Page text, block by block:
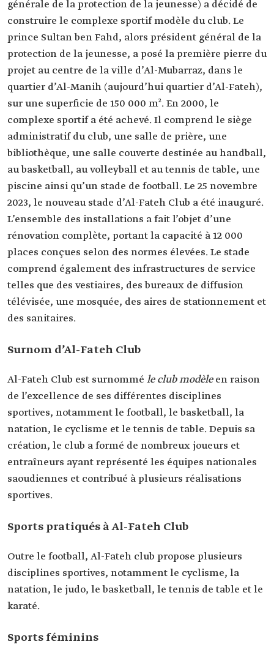
générale de la protection de la jeunesse) a décidé de
construire le complexe sportif modèle du club. Le
prince Sultan ben Fahd, alors président général de la
protection de la jeunesse, a posé la première pierre du
projet au centre de la ville d’Al-Mubarraz, dans le
quartier d’Al-Manih (aujourd’hui quartier d’Al-Fateh),
sur une superficie de 150 000 m². En 2000, le
complexe sportif a été achevé. Il comprend le siège
administratif du club, une salle de prière, une
bibliothèque, une salle couverte destinée au handball,
au basketball, au volleyball et au tennis de table, une
piscine ainsi qu’un stade de football. Le 25 novembre
2023, le nouveau stade d’Al-Fateh Club a été inauguré.
L’ensemble des installations a fait l’objet d’une
rénovation complète, portant la capacité à 12 000
places conçues selon des normes élevées. Le stade
comprend également des infrastructures de service
telles que des vestiaires, des bureaux de diffusion
télévisée, une mosquée, des aires de stationnement et
des sanitaires.
Surnom d’Al-Fateh Club
Al-Fateh Club est surnommé le club modèleen raison
de l’excellence de ses différentes disciplines
sportives, notamment le football, le basketball, la
natation, le cyclisme et le tennis de table. Depuis sa
création, le club a formé de nombreux joueurs et
entraîneurs ayant représenté les équipes nationales
saoudiennes et contribué à plusieurs réalisations
sportives.
Sports pratiqués à Al-Fateh Club
Outre le football, Al-Fateh club propose plusieurs
disciplines sportives, notamment le cyclisme, la
natation, le judo, le basketball, le tennis de table et le
karaté.
Sports féminins